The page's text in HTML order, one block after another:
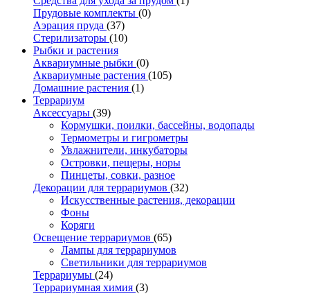
Прудовые комплекты (0)
Аэрация пруда (37)
Стерилизаторы (10)
Рыбки и растения
Аквариумные рыбки (0)
Аквариумные растения (105)
Домашние растения (1)
Террариум
Аксессуары (39)
Кормушки, поилки, бассейны, водопады
Термометры и гигрометры
Увлажнители, инкубаторы
Островки, пещеры, норы
Пинцеты, совки, разное
Декорации для террариумов (32)
Искусственные растения, декорации
Фоны
Коряги
Освещение террариумов (65)
Лампы для террариумов
Светильники для террариумов
Террариумы (24)
Террариумная химия (3)